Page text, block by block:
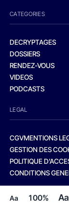
Aa 100% Aa
CATEGORIES
DECRYPTAGES
DOSSIERS
RENDEZ-VOUS
VIDEOS
PODCASTS
LEGAL
CGVMENTIONS
GESTION DES
POLITIQUE
CONDITIONS